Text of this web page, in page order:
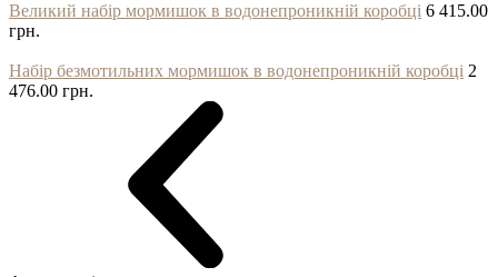
Великий набір мормишок в водонепроникній коробці 6 415.00
грн.
Набір безмотильних мормишок в водонепроникній коробці 2
476.00 грн.